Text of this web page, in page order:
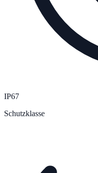
IP67
Schutzklasse